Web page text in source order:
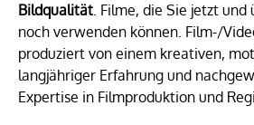
Bildqualität. Filme, die Sie jetzt
noch verwenden können. Film-/
produziert von einem kreativen,
langjähriger Erfahrung und
Expertise in Filmproduktion und